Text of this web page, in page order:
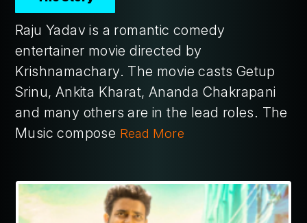
Raju Yadav is a romantic comedy
entertainer movie directed by
Krishnamachary. The movie casts Getup
Srinu, Ankita Kharat, Ananda Chakrapani
and many others are in the lead roles. The
Music compose Read More